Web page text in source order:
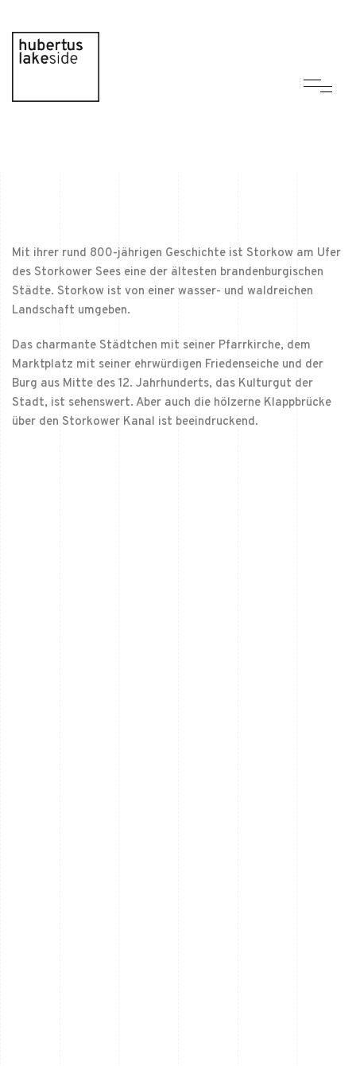
Mit ihrer rund 800-jährigen Geschichte ist Storkow am Ufer
des Storkower Sees eine der ältesten brandenburgischen
Städte. Storkow ist von einer wasser- und waldreichen
Landschaft umgeben.
Das charmante Städtchen mit seiner Pfarrkirche, dem
Marktplatz mit seiner ehrwürdigen Friedenseiche und der
Burg aus Mitte des 12. Jahrhunderts, das Kulturgut der
Stadt, ist sehenswert. Aber auch die hölzerne Klappbrücke
über den Storkower Kanal ist beeindruckend.